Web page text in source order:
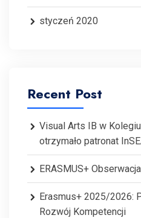
styczeń 2020
Recent Post
Visual Arts IB w
otrzymało patronat
ERASMUS+
Erasmus+ 2025/2026:
Rozwój Kompetencji